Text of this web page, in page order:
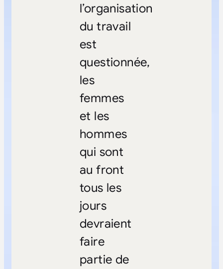
l’organisation
du travail
est
questionnée,
les
femmes
et les
hommes
qui sont
au front
tous les
jours
devraient
faire
partie de